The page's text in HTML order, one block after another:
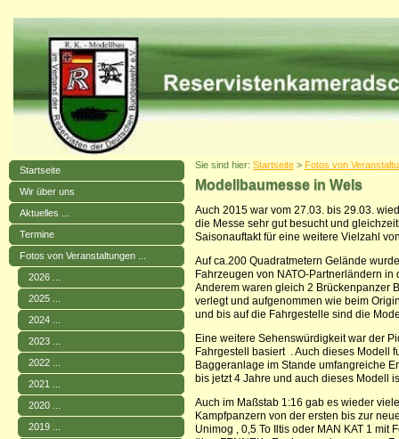
Startseite
Wir über uns
Aktuelles ...
Termine
Fotos von Veranstaltungen ...
2026 ...
2025 ...
2024 ...
2023 ...
2022 ...
2021 ...
2020 ...
2019 ...
Sie sind hier: Startseite > Fotos von
Modellbaumesse in Wels
Auch 2015 war vom 27.03. bis 29.03.
die Messe sehr gut besucht und
Saisonauftakt für eine weitere Vielzahl
Auf ca.200 Quadratmetern Gelände
Fahrzeugen von NATO-Partnerländern
Anderem waren gleich 2 Brückenpanzer
verlegt und aufgenommen wie beim
und bis auf die Fahrgestelle sind die
Eine weitere Sehenswürdigkeit war der
Fahrgestell basiert . Auch dieses Modell
Baggeranlage im Stande umfangreiche
bis jetzt 4 Jahre und auch dieses Modell
Auch im Maßstab 1:16 gab es wieder
Kampfpanzern von der ersten bis zur
Unimog , 0,5 To Iltis oder MAN KAT 1